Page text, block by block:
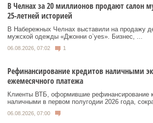
В Челнах за 20 миллионов продают салон
25-летней историей
В Набережных Челнах выставили на продажу
мужской одежды «Джонни о`yes». Бизнес, ...
06.08.2026, 07:02 1
Рефинансирование кредитов наличными
ежемесячного платежа
Клиенты ВТБ, оформившие рефинансирование
наличными в первом полугодии 2026 года,
06.08.2026, 07:00